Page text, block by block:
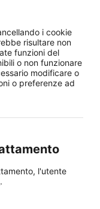
i cookie
risultare non
funzioni del
o non funzionare
modificare o
o preferenze ad
l'utente
.